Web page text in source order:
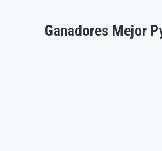
Ganadores Mejor